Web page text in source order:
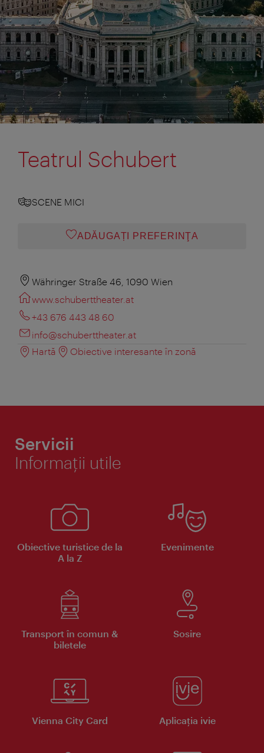
Teatrul Schubert
SCENE MICI
ADĂUGAȚI PREFERINŢA
Währinger Straße 46, 1090 Wien
www.schuberttheater.at
+43 676 443 48 60
info@schuberttheater.at
Hartă
Obiective interesante în zonă
Servicii
Informaţii utile
Obiective turistice de la
A la Z
Evenimente
Transport în comun &
biletele
Sosire
Vienna City Card Aplicaţia ivie